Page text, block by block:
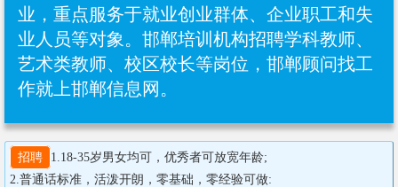
业，重点服务于就业创业群体、企业职工和失
业人员等对象。邯郸培训机构招聘学科教师、
艺术类教师、校区校长等岗位，邯郸顾问找工
作就上邯郸信息网。
招聘
1.18-35岁男女均可，优秀者可放宽年龄;
2.普通话标准，活泼开朗，零基础，零经验可做: